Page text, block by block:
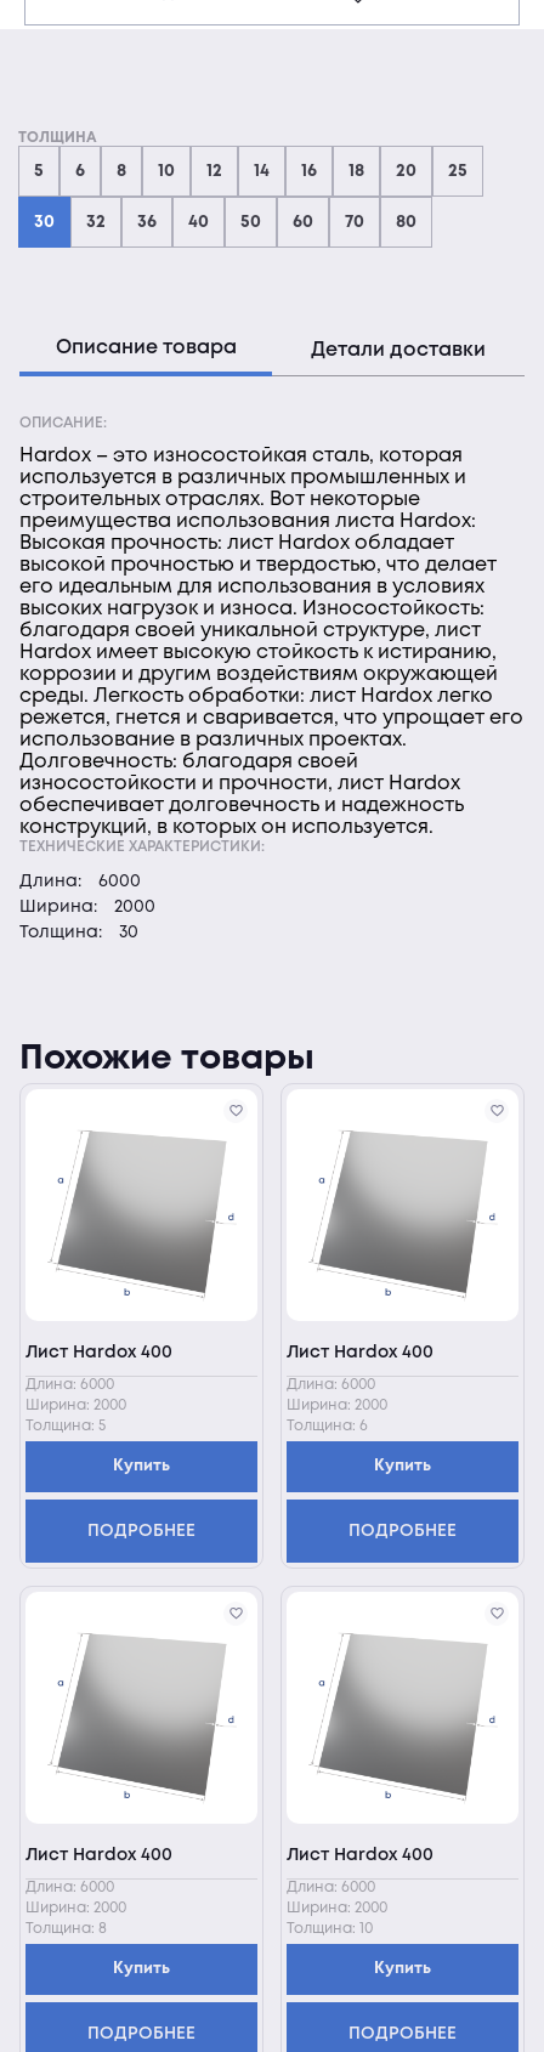
ТОЛЩИНА
5 6 8 10 12 14 16 18 20 25
30 32 36 40 50 60 70 80
Описание товара Детали доставки
ОПИСАНИЕ:
Hardox – это износостойкая сталь, которая
используется в различных промышленных и
строительных отраслях. Вот некоторые
преимущества использования листа Hardox:
Высокая прочность: лист Hardox обладает
высокой прочностью и твердостью, что делает
его идеальным для использования в условиях
высоких нагрузок и износа. Износостойкость:
благодаря своей уникальной структуре, лист
Hardox имеет высокую стойкость к истиранию,
коррозии и другим воздействиям окружающей
среды. Легкость обработки: лист Hardox легко
режется, гнется и сваривается, что упрощает его
использование в различных проектах.
Долговечность: благодаря своей
износостойкости и прочности, лист Hardox
обеспечивает долговечность и надежность
конструкций, в которых он используется.
ТЕХНИЧЕСКИЕ ХАРАКТЕРИСТИКИ:
Длина:
6000
Ширина:
2000
Толщина:
30
Похожие товары
Лист Hardox 400
Длина: 6000
Ширина: 2000
Толщина: 5
Купить
ПОДРОБНЕЕ
Лист Hardox 400
Длина: 6000
Ширина: 2000
Толщина: 6
Купить
ПОДРОБНЕЕ
Лист Hardox 400
Длина: 6000
Ширина: 2000
Толщина: 8
Купить
ПОДРОБНЕЕ
Лист Hardox 400
Длина: 6000
Ширина: 2000
Толщина: 10
Купить
ПОДРОБНЕЕ